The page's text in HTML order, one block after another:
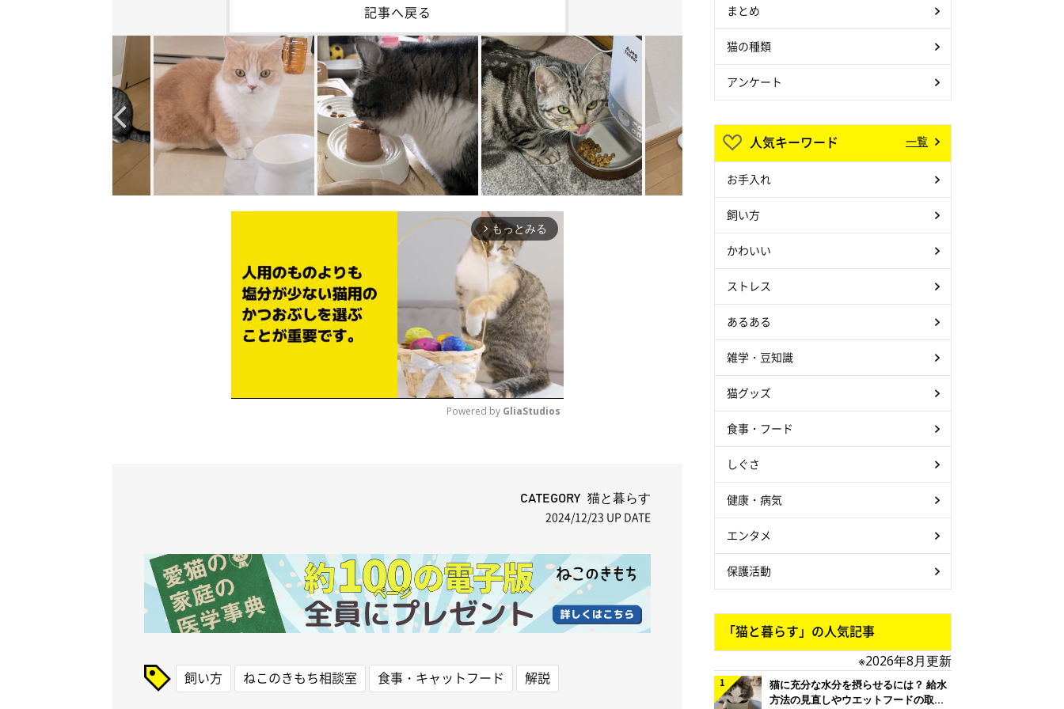
記事へ戻る
arrow_forward_ios もっとみる
Powered by GliaStudios
CATEGORY 猫と暮らす
2024/12/23 UP DATE
飼い方 ねこのきもち相談室 食事・キャットフード 解説
まとめ
猫の種類
アンケート
人気キーワード 一覧
お手入れ
飼い方
かわいい
ストレス
あるある
雑学・豆知識
猫グッズ
食事・フード
しぐさ
健康・病気
エンタメ
保護活動
「猫と暮らす」の人気記事
※2026年8月更新
猫に充分な水分を摂らせるには？ 給水
方法の見直しやウエットフードの取り